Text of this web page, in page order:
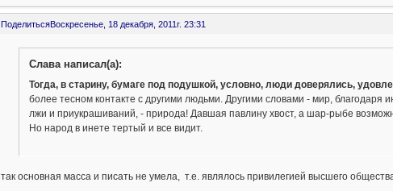
ПоделитьсяВоскресенье, 18 декабря, 2011г. 23:31
Слава написал(а):
Тогда, в старину, бумаге под подушкой, условно, люди доверялись,
более тесном контакте с другими людьми. Другими словами - мир,
лжи и приукрашиваний, - природа! Давшая павлину хвост, а шар-рыбе
Но народ в инете тертый и все видит.
так основная масса и писать не умела, т.е. являлось привилегией высшего